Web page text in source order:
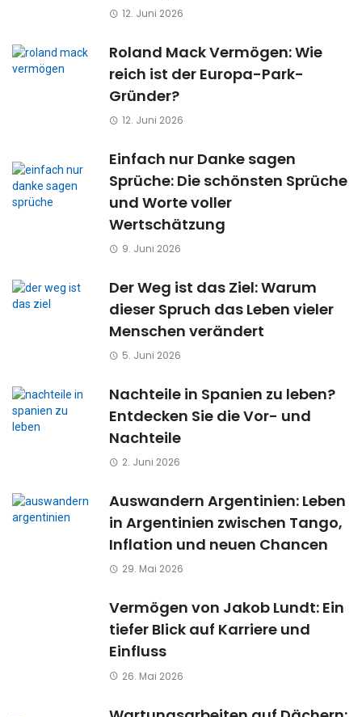
12. Juni 2026
Roland Mack Vermögen: Wie
reich ist der Europa-Park-
Gründer?
12. Juni 2026
Einfach nur Danke sagen
Sprüche: Die schönsten Sprüche
und Worte voller
Wertschätzung
9. Juni 2026
Der Weg ist das Ziel: Warum
dieser Spruch das Leben vieler
Menschen verändert
5. Juni 2026
Nachteile in Spanien zu leben?
Entdecken Sie die Vor- und
Nachteile
2. Juni 2026
Auswandern Argentinien: Leben
in Argentinien zwischen Tango,
Inflation und neuen Chancen
29. Mai 2026
Vermögen von Jakob Lundt: Ein
tiefer Blick auf Karriere und
Einfluss
26. Mai 2026